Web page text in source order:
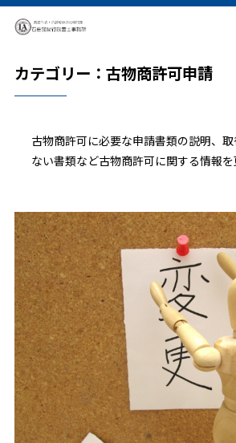
カテゴリー：古物商許可申請
古物商許可に必要な申請書類の説明、
ない書類など古物商許可に関する情報を